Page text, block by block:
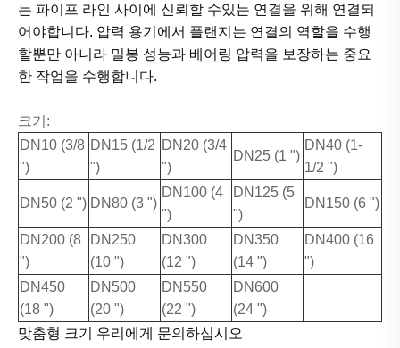
는 파이프 라인 사이에 신뢰할 수있는 연결을 위해 연결되
어야합니다. 압력 용기에서 플랜지는 연결의 역할을 수행
할뿐만 아니라 밀봉 성능과 베어링 압력을 보장하는 중요
한 작업을 수행합니다.
크기:
DN10 (3/8
")
DN15 (1/2
")
DN20 (3/4
")
DN25 (1 ")
DN40 (1-
1/2 ")
DN50 (2 ") DN80 (3 ")
DN100 (4
")
DN125 (5
")
DN150 (6 ")
DN200 (8
")
DN250
(10 ")
DN300
(12 ")
DN350
(14 ")
DN400 (16
")
DN450
(18 ")
DN500
(20 ")
DN550
(22 ")
DN600
(24 ")
맞춤형 크기 우리에게 문의하십시오